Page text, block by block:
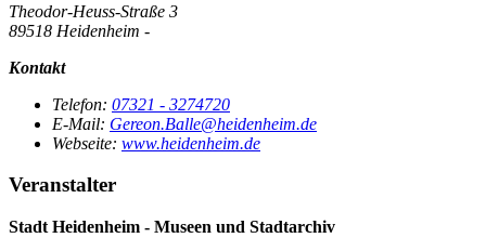
Theodor-Heuss-Straße 3
89518 Heidenheim -
Kontakt
Telefon: 07321 - 3274720
E-Mail: Gereon.Balle@heidenheim.de
Webseite: www.heidenheim.de
Veranstalter
Stadt Heidenheim - Museen und Stadtarchiv